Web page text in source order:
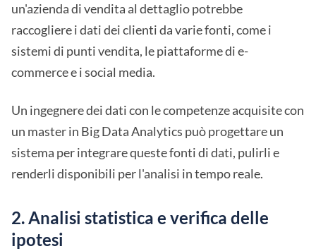
un'azienda di vendita al dettaglio potrebbe
raccogliere i dati dei clienti da varie fonti, come i
sistemi di punti vendita, le piattaforme di e-
commerce e i social media.
Un ingegnere dei dati con le competenze acquisite con
un master in Big Data Analytics può progettare un
sistema per integrare queste fonti di dati, pulirli e
renderli disponibili per l'analisi in tempo reale.
2. Analisi statistica e verifica delle
ipotesi